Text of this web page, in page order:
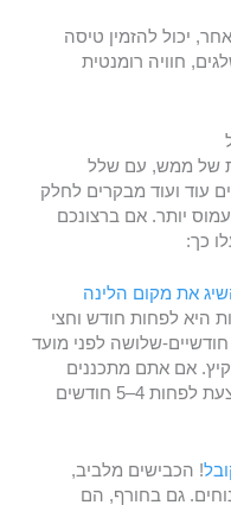
יכול להזמין טיסה
חוויה רומנטית
של ממש, עם שלל
עוד ועוד מבקרים לחלק
יותר. אם ברצונכם
כך:
את מקום הלינה
היא לפחות חודש וחצי
שלושה לפני מועד
אם אתם מתכננים
חופשה בינואר – ודאו שההזמנה מתבצעת לפחות 4–5 חודשים
! הכבישים מלביב,
גם בחורף, הם